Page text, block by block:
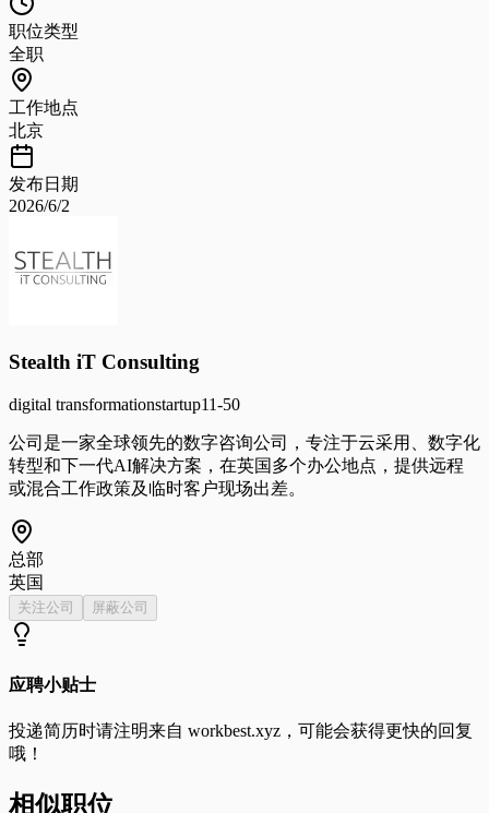
职位类型
全职
工作地点
北京
发布日期
2026/6/2
Stealth iT Consulting
digital transformationstartup11-50
公司是一家全球领先的数字咨询公司，专注于云采用、数字化
转型和下一代AI解决方案，在英国多个办公地点，提供远程
或混合工作政策及临时客户现场出差。
总部
英国
关注公司 屏蔽公司
应聘小贴士
投递简历时请注明来自 workbest.xyz ，可能会获得更快的回复
哦！
相似职位